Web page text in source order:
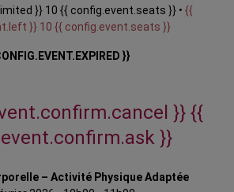
}} 10 {{ config.event.seats }} • {{
}} 10 {{ config.event.seats }}
}}
}} {{
}}
– Activité Physique Adaptée